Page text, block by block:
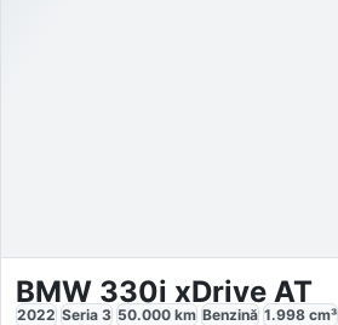
BMW 330i xDrive AT
2022 Seria 3 50.000 km Benzină 1.998 cm³